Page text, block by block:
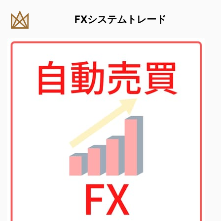
FXシステムトレード